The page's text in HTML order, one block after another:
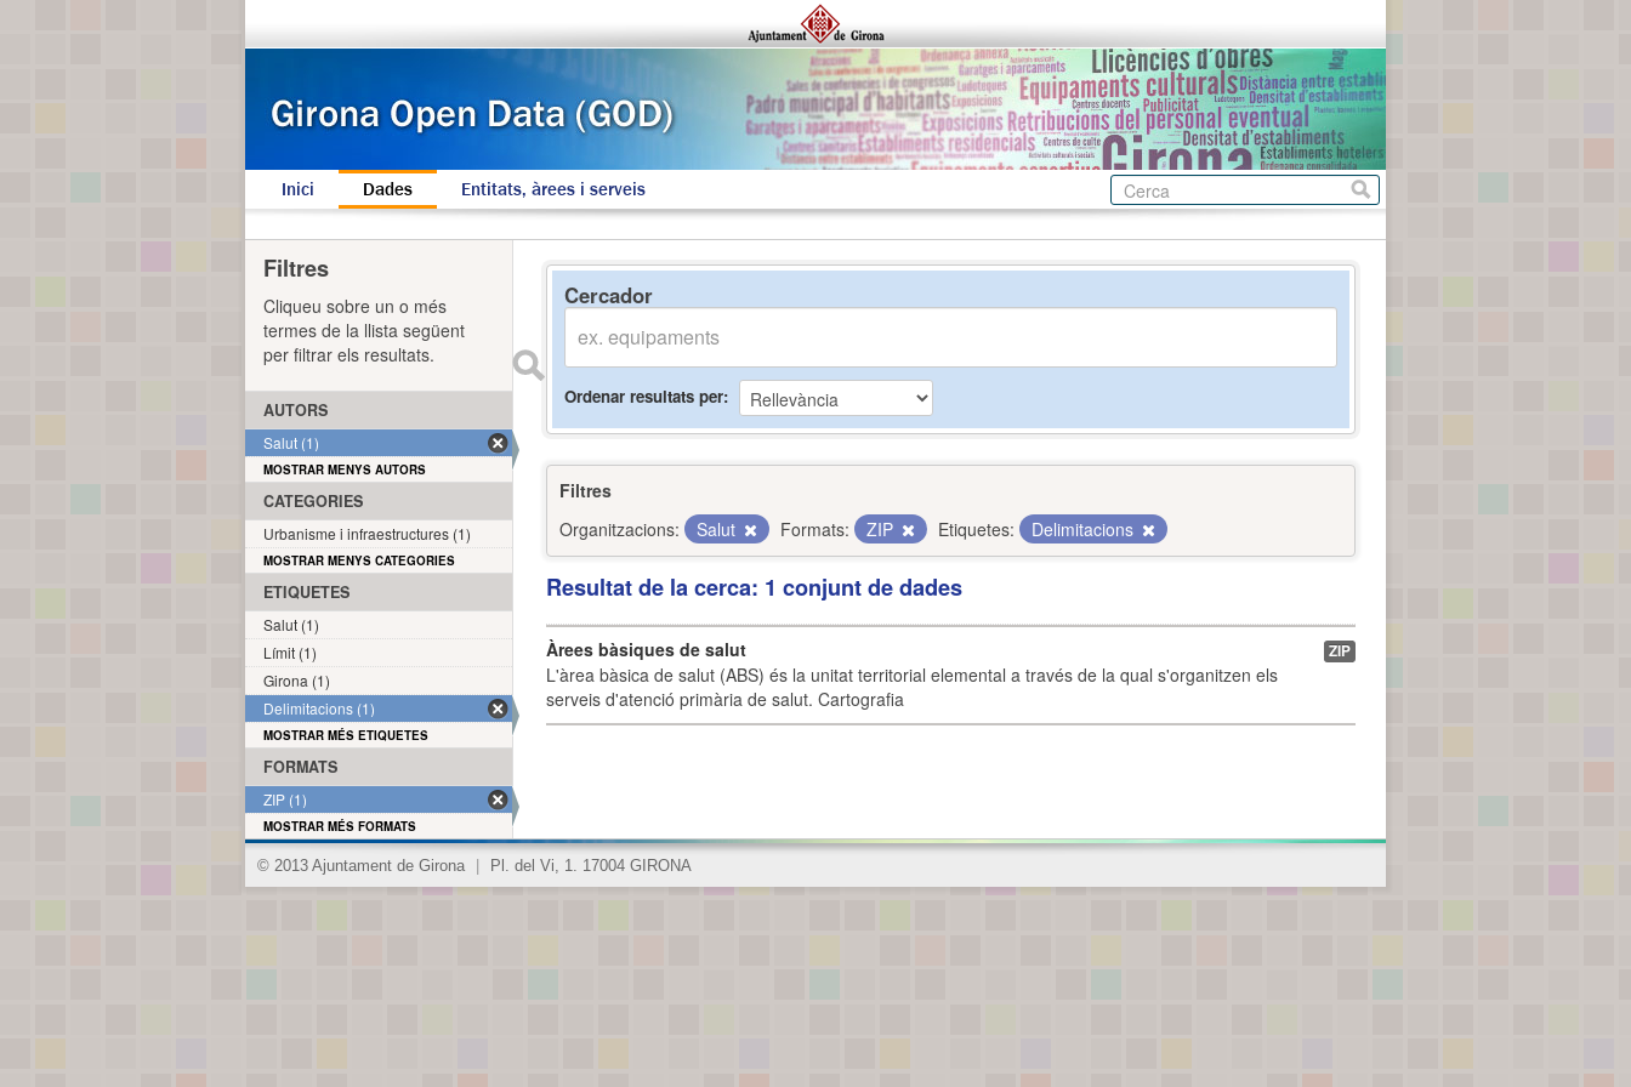
Inici Dades Entitats, àrees i serveis
Cercador
Ordenar resultats per
Filtres
Organitzacions:
Salut Formats: ZIP Etiquetes: Delimitacions
Resultat de la cerca: 1 conjunt de dades
Àrees bàsiques de salut
L'àrea bàsica de salut (ABS) és la unitat territorial elemental a través de la qual s'organitzen els
serveis d'atenció primària de salut. Cartografia
ZIP
Filtres
Cliqueu sobre un o més
termes de la llista següent
per filtrar els resultats.
AUTORS
Salut (1)
MOSTRAR MENYS AUTORS
CATEGORIES
Urbanisme i infraestructures (1)
MOSTRAR MENYS CATEGORIES
ETIQUETES
Salut (1)
Límit (1)
Girona (1)
Delimitacions (1)
MOSTRAR MÉS ETIQUETES
FORMATS
ZIP (1)
MOSTRAR MÉS FORMATS
© 2013 Ajuntament de Girona Pl. del Vi, 1. 17004 GIRONA